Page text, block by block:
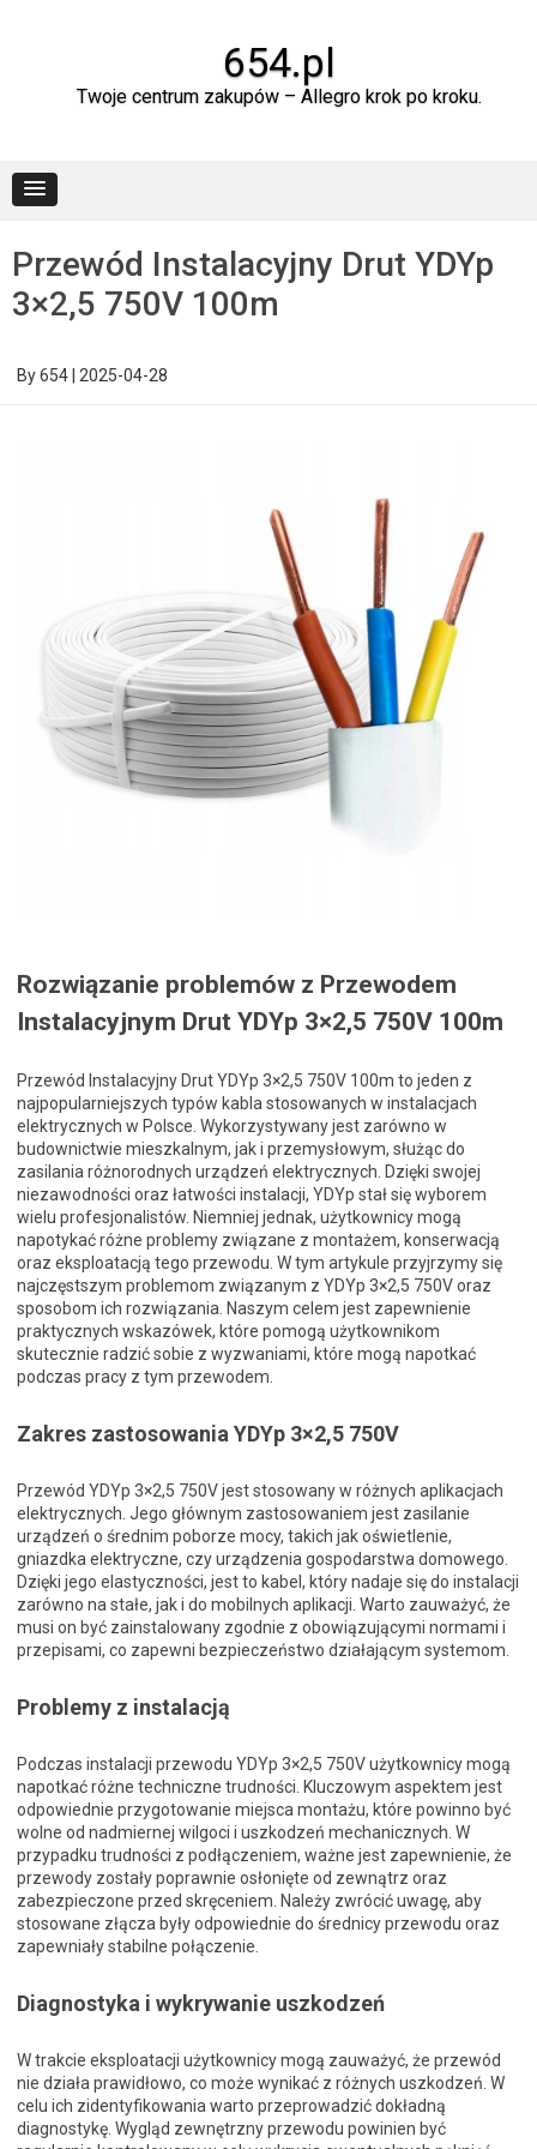
654.pl
Twoje centrum zakupów – Allegro krok po kroku.
Przewód Instalacyjny Drut YDYp
3×2,5 750V 100m
By654 2025-04-28
Rozwiązanie problemów z Przewodem
Instalacyjnym Drut YDYp 3×2,5 750V 100m
Przewód Instalacyjny Drut YDYp 3×2,5 750V 100m to jeden z
najpopularniejszych typów kabla stosowanych w instalacjach
elektrycznych w Polsce. Wykorzystywany jest zarówno w
budownictwie mieszkalnym, jak i przemysłowym, służąc do
zasilania różnorodnych urządzeń elektrycznych. Dzięki swojej
niezawodności oraz łatwości instalacji, YDYp stał się wyborem
wielu profesjonalistów. Niemniej jednak, użytkownicy mogą
napotykać różne problemy związane z montażem, konserwacją
oraz eksploatacją tego przewodu. W tym artykule przyjrzymy się
najczęstszym problemom związanym z YDYp 3×2,5 750V oraz
sposobom ich rozwiązania. Naszym celem jest zapewnienie
praktycznych wskazówek, które pomogą użytkownikom
skutecznie radzić sobie z wyzwaniami, które mogą napotkać
podczas pracy z tym przewodem.
Zakres zastosowania YDYp 3×2,5 750V
Przewód YDYp 3×2,5 750V jest stosowany w różnych aplikacjach
elektrycznych. Jego głównym zastosowaniem jest zasilanie
urządzeń o średnim poborze mocy, takich jak oświetlenie,
gniazdka elektryczne, czy urządzenia gospodarstwa domowego.
Dzięki jego elastyczności, jest to kabel, który nadaje się do instalacji
zarówno na stałe, jak i do mobilnych aplikacji. Warto zauważyć, że
musi on być zainstalowany zgodnie z obowiązującymi normami i
przepisami, co zapewni bezpieczeństwo działającym systemom.
Problemy z instalacją
Podczas instalacji przewodu YDYp 3×2,5 750V użytkownicy mogą
napotkać różne techniczne trudności. Kluczowym aspektem jest
odpowiednie przygotowanie miejsca montażu, które powinno być
wolne od nadmiernej wilgoci i uszkodzeń mechanicznych. W
przypadku trudności z podłączeniem, ważne jest zapewnienie, że
przewody zostały poprawnie osłonięte od zewnątrz oraz
zabezpieczone przed skręceniem. Należy zwrócić uwagę, aby
stosowane złącza były odpowiednie do średnicy przewodu oraz
zapewniały stabilne połączenie.
Diagnostyka i wykrywanie uszkodzeń
W trakcie eksploatacji użytkownicy mogą zauważyć, że przewód
nie działa prawidłowo, co może wynikać z różnych uszkodzeń. W
celu ich zidentyfikowania warto przeprowadzić dokładną
diagnostykę. Wygląd zewnętrzny przewodu powinien być